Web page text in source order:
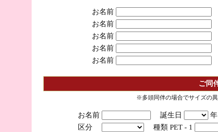
お名前
お名前
お名前
お名前
お名前
ご同
※多頭同伴の場合でサイズの
お名前 誕生日
区分
種類 PET - 1